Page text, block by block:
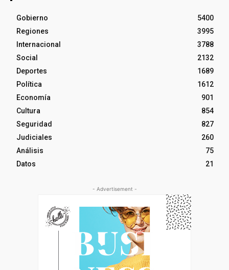
Gobierno
5400
Regiones
3995
Internacional
3788
Social
2132
Deportes
1689
Política
1612
Economía
901
Cultura
854
Seguridad
827
Judiciales
260
Análisis
75
Datos
21
- Advertisement -